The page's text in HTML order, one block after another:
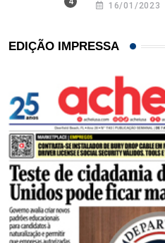
16/01/2023
EDIÇÃO IMPRESSA